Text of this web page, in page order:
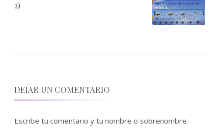
2)
DEJAR UN COMENTARIO
Escribe tu comentario y tu nombre o sobrenombre